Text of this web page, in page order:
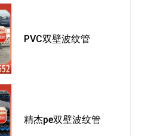
PVC双壁波纹管
精杰pe双壁波纹管